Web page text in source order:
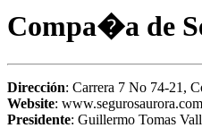
Compa�a de
Dirección: Carrera 7 No 74-21,
Website: www.segurosaurora.com
Presidente: Guillermo Tomas